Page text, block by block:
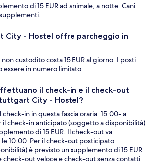
di 15 EUR ad animale, a notte. Cani
City - Hostel offre parcheggio in
custodito costa 15 EUR al giorno. I posti
in numero limitato.
il check-in e il check-out
City - Hostel?
in in questa fascia oraria: 15:00- a
il check-in anticipato (soggetto a disponibilità)
di 15 EUR. Il check-out va
10:00. Per il check-out posticipato
è previsto un supplemento di 15 EUR.
check-out veloce e check-out senza contatti.